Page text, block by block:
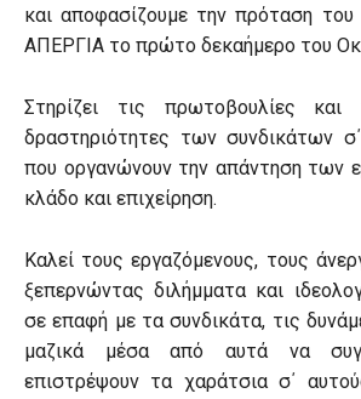
και αποφασίζουμε την πρόταση
ΑΠΕΡΓΙΑ το πρώτο δεκαήμερο του
Στηρίζει τις πρωτοβουλίες και
δραστηριότητες των συνδικάτων
που οργανώνουν την απάντηση των
κλάδο και επιχείρηση.
Καλεί τους εργαζόμενους, τους
ξεπερνώντας διλήμματα και
σε επαφή με τα συνδικάτα, τις
μαζικά μέσα από αυτά να
επιστρέψουν τα χαράτσια σ΄